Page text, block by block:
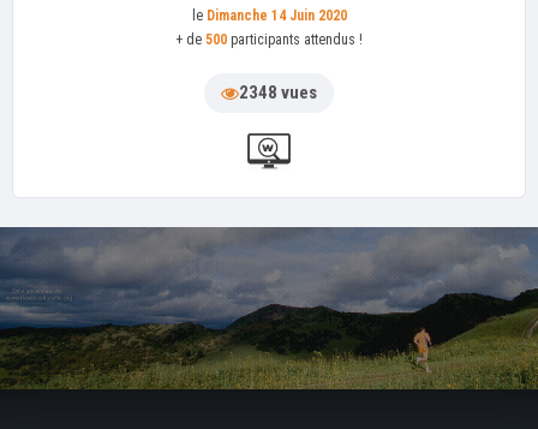
le Dimanche 14 Juin 2020
+ de 500 participants attendus !
2348 vues